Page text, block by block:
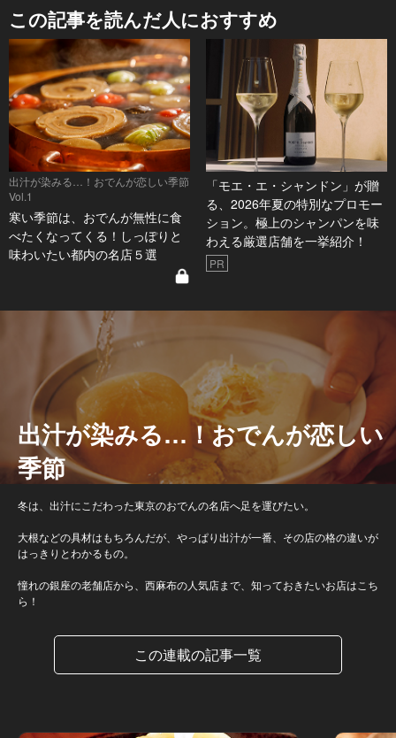
この記事を読んだ人におすすめ
出汁が染みる…！おでんが恋しい季節
Vol.1
寒い季節は、おでんが無性に食
べたくなってくる！しっぽりと
味わいたい都内の名店５選
「モエ・エ・シャンドン」が贈
る、2026年夏の特別なプロモー
ション。極上のシャンパンを味
わえる厳選店舗を一挙紹介！
PR
出汁が染みる…！おでんが恋しい
季節
冬は、出汁にこだわった東京のおでんの名店へ足を運びたい。
大根などの具材はもちろんだが、やっぱり出汁が一番、その店の格の違いが
はっきりとわかるもの。
憧れの銀座の老舗店から、西麻布の人気店まで、知っておきたいお店はこち
ら！
この連載の記事一覧